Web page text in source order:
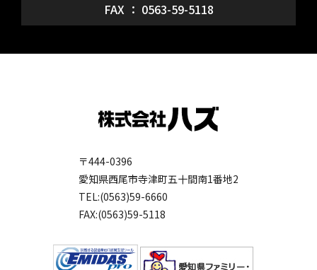
FAX ： 0563-59-5118
〒444-0396
愛知県西尾市寺津町五十間南1番地2
TEL:(0563)59-6660
FAX:(0563)59-5118